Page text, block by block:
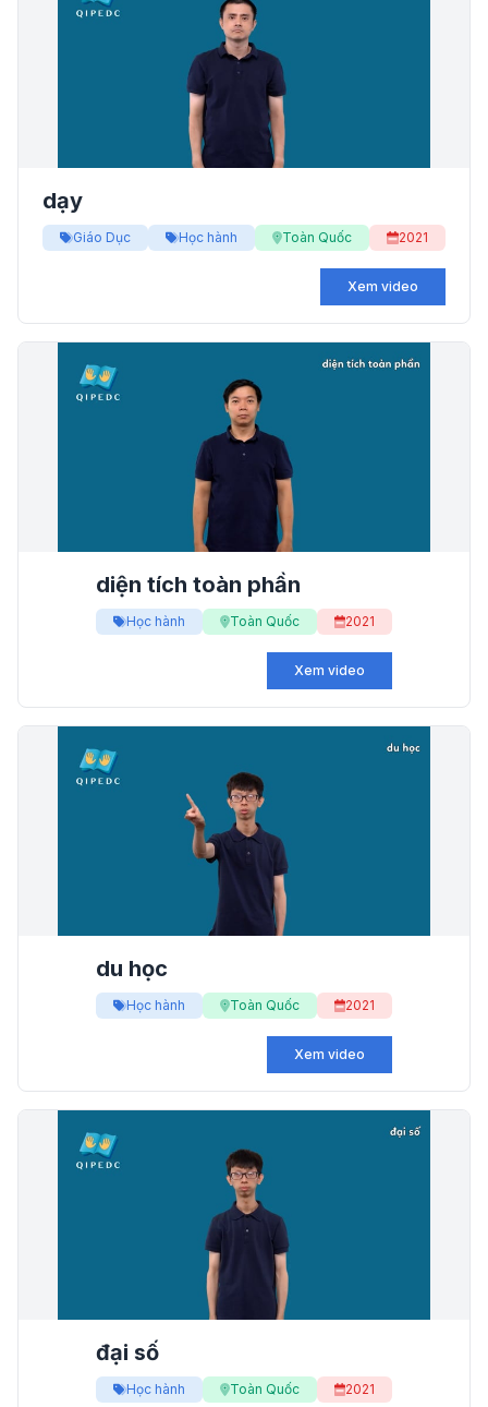
dạy
Giáo Dục Học hành Toàn Quốc 2021
Xem video
diện tích toàn phần
Học hành Toàn Quốc 2021
Xem video
du học
Học hành Toàn Quốc 2021
Xem video
đại số
Học hành Toàn Quốc 2021